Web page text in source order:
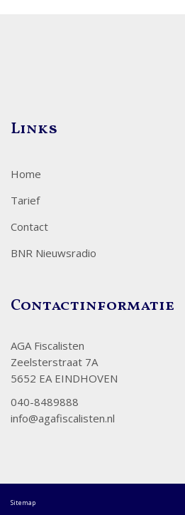
Links
Home
Tarief
Contact
BNR Nieuwsradio
Contactinformatie
AGA Fiscalisten
Zeelsterstraat 7A
5652 EA EINDHOVEN
040-8489888
info@agafiscalisten.nl
Sitemap